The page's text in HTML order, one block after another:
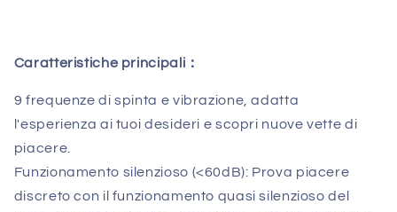
Caratteristiche principali：
9 frequenze di spinta e vibrazione, adatta
l'esperienza ai tuoi desideri e scopri nuove vette di
piacere.
Funzionamento silenzioso (<60dB): Prova piacere
discreto con il funzionamento quasi silenzioso del